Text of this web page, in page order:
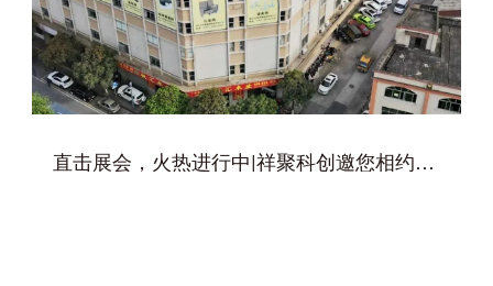
直击展会，火热进行中|祥聚科创邀您相约新征程